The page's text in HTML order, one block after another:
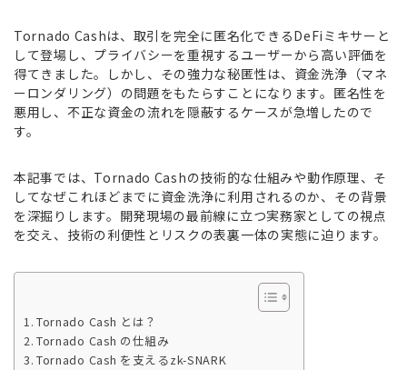
Tornado Cashは、取引を完全に匿名化できるDeFiミキサーと
して登場し、プライバシーを重視するユーザーから高い評価を
得てきました。しかし、その強力な秘匿性は、資金洗浄（マネ
ーロンダリング）の問題をもたらすことになります。匿名性を
悪用し、不正な資金の流れを隠蔽するケースが急増したので
す。
本記事では、Tornado Cashの技術的な仕組みや動作原理、そ
してなぜこれほどまでに資金洗浄に利用されるのか、その背景
を深掘りします。開発現場の最前線に立つ実務家としての視点
を交え、技術の利便性とリスクの表裏一体の実態に迫ります。
Tornado Cash とは？
Tornado Cash の仕組み
Tornado Cash を支えるzk-SNARK